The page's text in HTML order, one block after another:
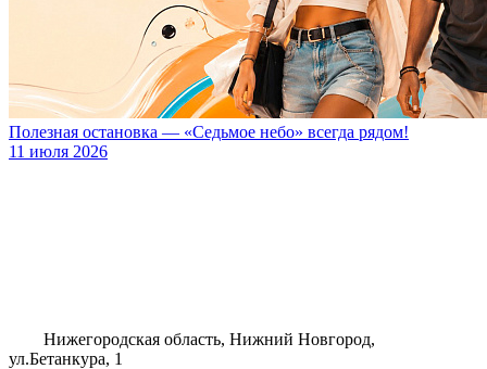
Полезная остановка — «Седьмое небо» всегда рядом!
11 июля 2026
Нижегородская область, Нижний Новгород,
ул.Бетанкура, 1